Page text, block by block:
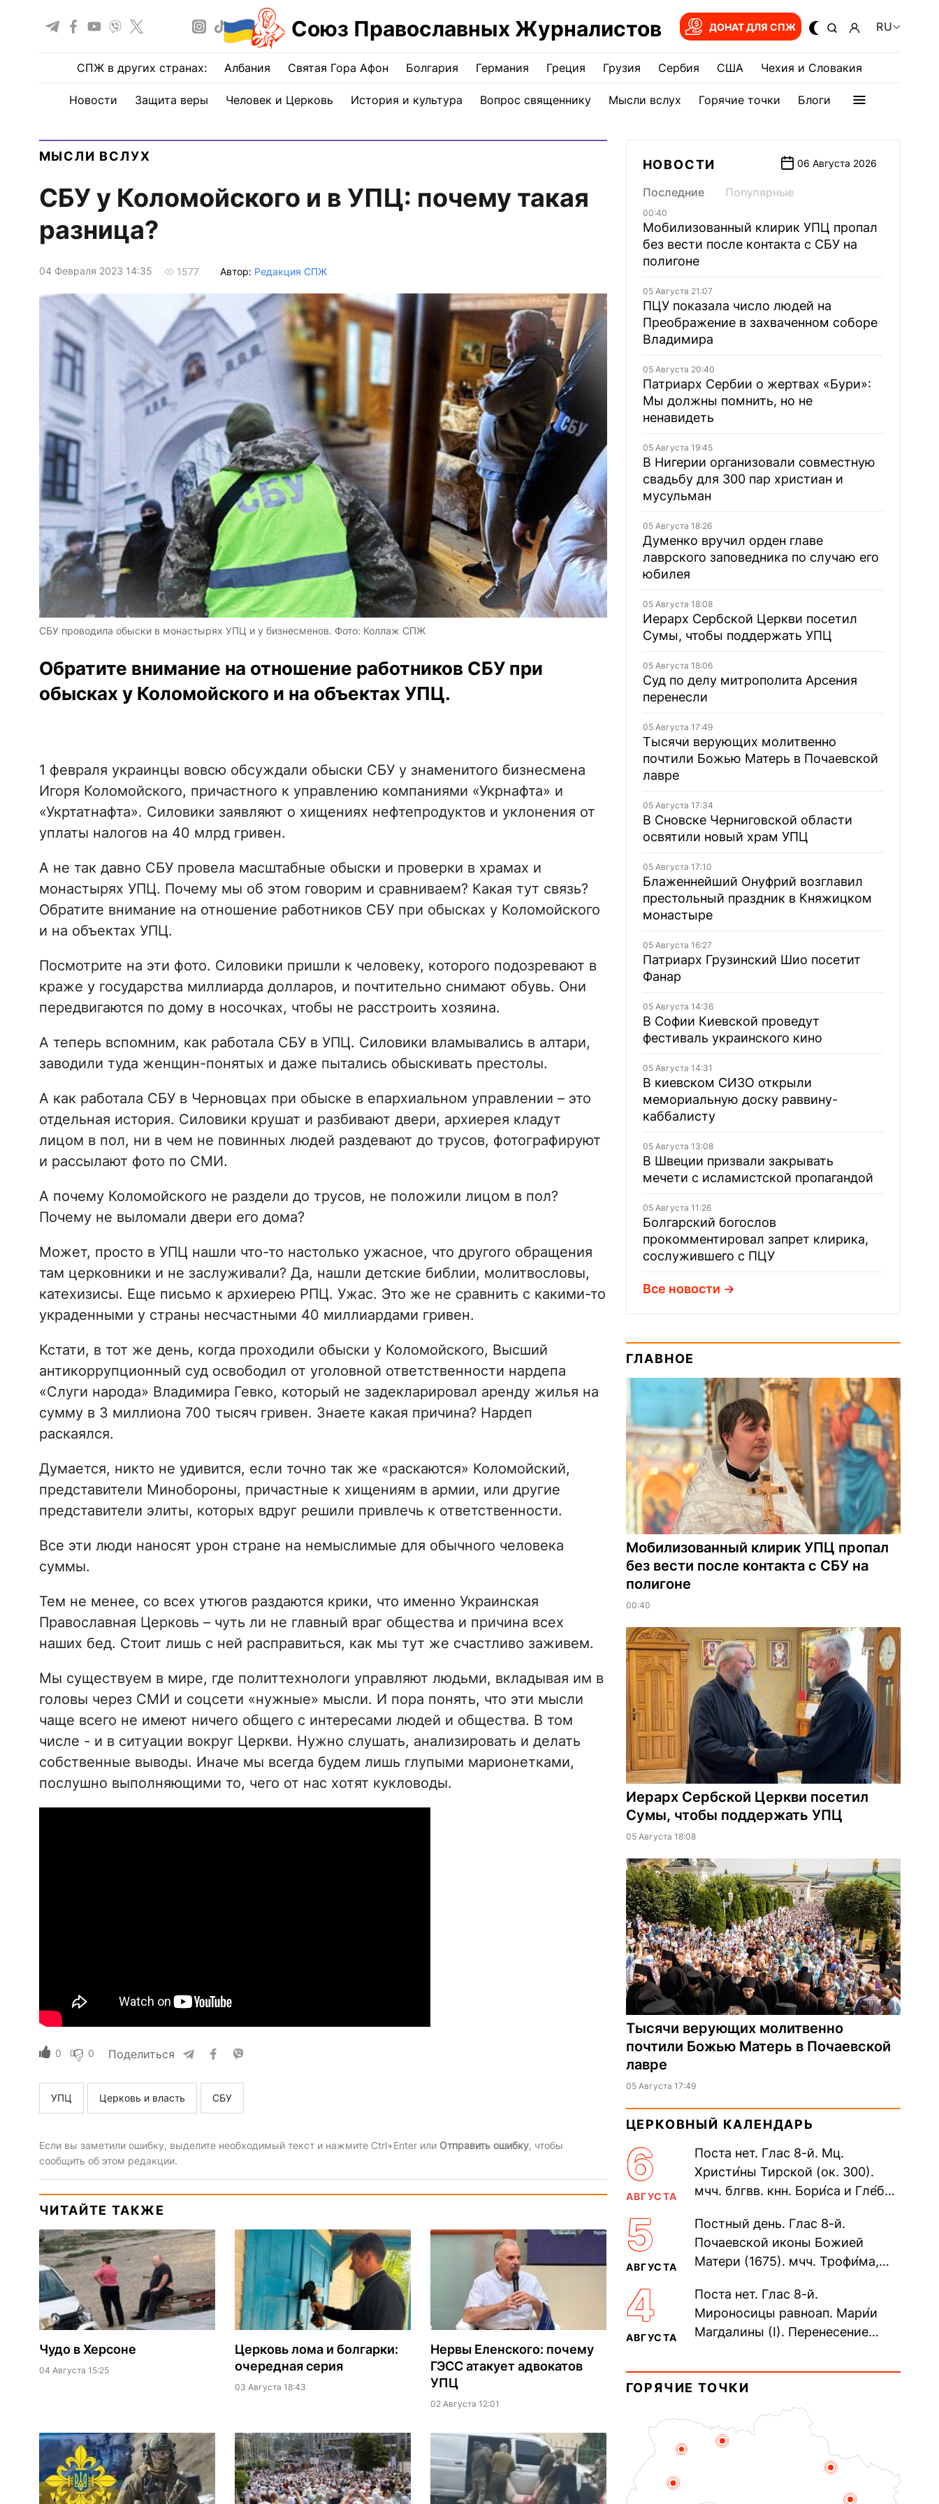
Союз Православных Журналистов ДОНАТ ДЛЯ СПЖ RU
СПЖ в других странах: Албания Святая Гора Афон Болгария Германия Греция Грузия Сербия США Чехия и Словакия
Новости Защита веры Человек и Церковь История и культура Вопрос священнику Мысли вслух Горячие точки Блоги
МЫСЛИ ВСЛУХ
СБУ у Коломойского и в УПЦ: почему такая
разница?
04 Февраля 2023 14:35 1577 Автор: Редакция СПЖ
СБУ проводила обыски в монастырях УПЦ и у бизнесменов. Фото: Коллаж СПЖ
Обратите внимание на отношение работников СБУ при
обысках у Коломойского и на объектах УПЦ.
1 февраля украинцы вовсю обсуждали обыски СБУ у знаменитого бизнесмена
Игоря Коломойского, причастного к управлению компаниями «Укрнафта» и
«Укртатнафта». Силовики заявляют о хищениях нефтепродуктов и уклонения от
уплаты налогов на 40 млрд гривен.
А не так давно СБУ провела масштабные обыски и проверки в храмах и
монастырях УПЦ. Почему мы об этом говорим и сравниваем? Какая тут связь?
Обратите внимание на отношение работников СБУ при обысках у Коломойского
и на объектах УПЦ.
Посмотрите на эти фото. Силовики пришли к человеку, которого подозревают в
краже у государства миллиарда долларов, и почтительно снимают обувь. Они
передвигаются по дому в носочках, чтобы не расстроить хозяина.
А теперь вспомним, как работала СБУ в УПЦ. Силовики вламывались в алтари,
заводили туда женщин-понятых и даже пытались обыскивать престолы.
А как работала СБУ в Черновцах при обыске в епархиальном управлении – это
отдельная история. Силовики крушат и разбивают двери, архиерея кладут
лицом в пол, ни в чем не повинных людей раздевают до трусов, фотографируют
и рассылают фото по СМИ.
А почему Коломойского не раздели до трусов, не положили лицом в пол?
Почему не выломали двери его дома?
Может, просто в УПЦ нашли что-то настолько ужасное, что другого обращения
там церковники и не заслуживали? Да, нашли детские библии, молитвословы,
катехизисы. Еще письмо к архиерею РПЦ. Ужас. Это же не сравнить с какими-то
украденными у страны несчастными 40 миллиардами гривен.
Кстати, в тот же день, когда проходили обыски у Коломойского, Высший
антикоррупционный суд освободил от уголовной ответственности нардепа
«Слуги народа» Владимира Гевко, который не задекларировал аренду жилья на
сумму в 3 миллиона 700 тысяч гривен. Знаете какая причина? Нардеп
раскаялся.
Думается, никто не удивится, если точно так же «раскаются» Коломойский,
представители Минобороны, причастные к хищениям в армии, или другие
представители элиты, которых вдруг решили привлечь к ответственности.
Все эти люди наносят урон стране на немыслимые для обычного человека
суммы.
Тем не менее, со всех утюгов раздаются крики, что именно Украинская
Православная Церковь – чуть ли не главный враг общества и причина всех
наших бед. Стоит лишь с ней расправиться, как мы тут же счастливо заживем.
Мы существуем в мире, где политтехнологи управляют людьми, вкладывая им в
головы через СМИ и соцсети «нужные» мысли. И пора понять, что эти мысли
чаще всего не имеют ничего общего с интересами людей и общества. В том
числе - и в ситуации вокруг Церкви. Нужно слушать, анализировать и делать
собственные выводы. Иначе мы всегда будем лишь глупыми марионетками,
послушно выполняющими то, чего от нас хотят кукловоды.
0 0 Поделиться
УПЦ Церковь и власть СБУ
Если вы заметили ошибку, выделите необходимый текст и нажмите Ctrl+Enter или Отправить ошибку, чтобы
сообщить об этом редакции.
ЧИТАЙТЕ ТАКЖЕ
Чудо в Херсоне
04 Августа 15:25
Церковь лома и болгарки:
очередная серия
03 Августа 18:43
Нервы Еленского: почему
ГЭСС атакует адвокатов
УПЦ
02 Августа 12:01
НОВОСТИ 06 Августа 2026
Последние Популярные
00:40
Мобилизованный клирик УПЦ пропал
без вести после контакта с СБУ на
полигоне
05 Августа 21:07
ПЦУ показала число людей на
Преображение в захваченном соборе
Владимира
05 Августа 20:40
Патриарх Сербии о жертвах «Бури»:
Мы должны помнить, но не
ненавидеть
05 Августа 19:45
В Нигерии организовали совместную
свадьбу для 300 пар христиан и
мусульман
05 Августа 18:26
Думенко вручил орден главе
лаврского заповедника по случаю его
юбилея
05 Августа 18:08
Иерарх Сербской Церкви посетил
Сумы, чтобы поддержать УПЦ
05 Августа 18:06
Суд по делу митрополита Арсения
перенесли
05 Августа 17:49
Тысячи верующих молитвенно
почтили Божью Матерь в Почаевской
лавре
05 Августа 17:34
В Сновске Черниговской области
освятили новый храм УПЦ
05 Августа 17:10
Блаженнейший Онуфрий возглавил
престольный праздник в Княжицком
монастыре
05 Августа 16:27
Патриарх Грузинский Шио посетит
Фанар
05 Августа 14:36
В Софии Киевской проведут
фестиваль украинского кино
05 Августа 14:31
В киевском СИЗО открыли
мемориальную доску раввину-
каббалисту
05 Августа 13:08
В Швеции призвали закрывать
мечети с исламистской пропагандой
05 Августа 11:26
Болгарский богослов
прокомментировал запрет клирика,
сослужившего с ПЦУ
Все новости
ГЛАВНОЕ
Мобилизованный клирик УПЦ пропал
без вести после контакта с СБУ на
полигоне
00:40
Иерарх Сербской Церкви посетил
Сумы, чтобы поддержать УПЦ
05 Августа 18:08
Тысячи верующих молитвенно
почтили Божью Матерь в Почаевской
лавре
05 Августа 17:49
ЦЕРКОВНЫЙ КАЛЕНДАРЬ
6
АВГУСТА
Поста нет. Глас 8-й. Мц.
Христи́ны Тирской (ок. 300).
мчч. блгвв. кнн. Бори́са и Гле́ба,
Дави́да (1015). Прп....
5
АВГУСТА
Постный день. Глас 8-й.
Почаевской иконы Божией
Матери (1675). мчч. Трофи́ма,
мучеников (284–305). прав.
воина Фео́дора...
4
АВГУСТА
Поста нет. Глас 8-й.
Мироносицы равноап. Мари́и
Магдалины (I). Перенесение
Синопского (403–404). Прп.
Корни́лия...
ГОРЯЧИЕ ТОЧКИ